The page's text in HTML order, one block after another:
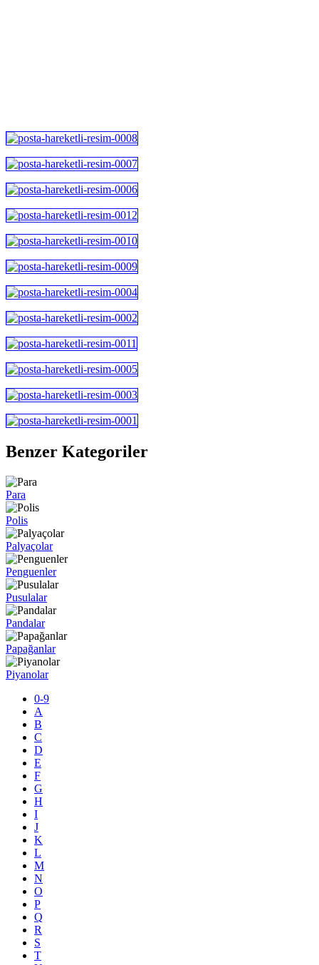
Benzer Kategoriler
Para
Polis
Palyaçolar
Penguenler
Pusulalar
Pandalar
Papağanlar
Piyanolar
0-9
A
B
C
D
E
F
G
H
I
J
K
L
M
N
O
P
Q
R
S
T